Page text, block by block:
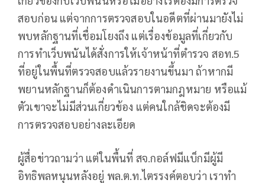
สอบก่อน แต่จากการตรวจสอบในอดีตที่ผ่านมายังไม่
พบหลักฐานที่เชื่อมโยงถึง แต่เรื่องข้อมูลที่เกี่ยวกับ
การทำเว็บพนันได้สั่งการให้เจ้าหน้าที่ตำรวจ สอท.5
ที่อยู่ในพื้นที่ตรวจสอบแล้วรายงานขึ้นมา ถ้าหากมี
พยานหลักฐานก็ต้องดำเนินการตามกฎหมาย หรือแม้
ตัวเขาจะไม่มีส่วนเกี่ยวข้อง แต่คนใกล้ชิดจะต้องมี
การตรวจสอบอย่างละเอียด
ผู้สื่อข่าวถามว่า แต่ในพื้นที่ สจ.กอล์ฟมีแบ็กมีผู้มี
อิทธิพลหนุนหลังอยู่ พล.ต.ท.ไตรรงค์ตอบว่า เราทำ